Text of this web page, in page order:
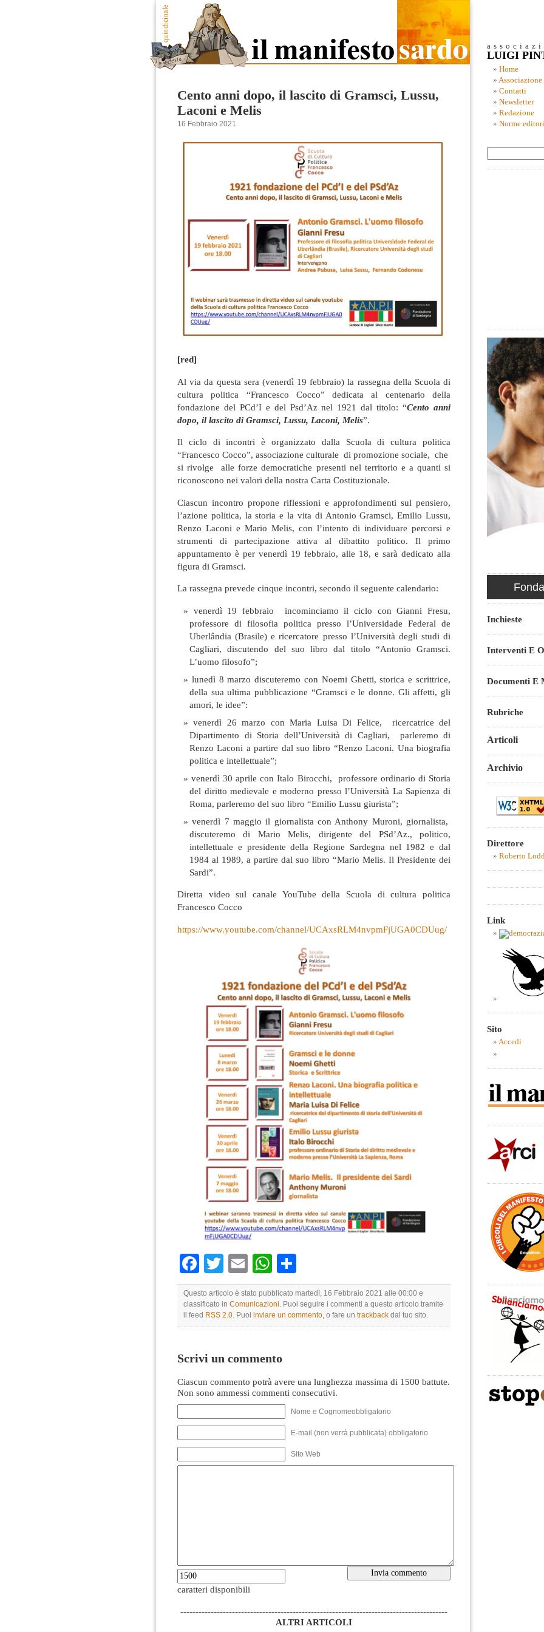
Cento anni dopo, il lascito di Gramsci, Lussu,
Laconi e Melis
16 Febbraio 2021
[red]
Al via da questa sera (venerdì 19 febbraio) la rassegna della Scuola di
cultura politica “Francesco Cocco” dedicata al centenario della
fondazione del PCd’I e del Psd’Az nel 1921 dal titolo: “Cento anni
dopo, il lascito di Gramsci, Lussu, Laconi, Melis”.
Il ciclo di incontri è organizzato dalla Scuola di cultura politica
“Francesco Cocco”, associazione culturale di promozione sociale, che
si rivolge alle forze democratiche presenti nel territorio e a quanti si
riconoscono nei valori della nostra Carta Costituzionale.
Ciascun incontro propone riflessioni e approfondimenti sul pensiero,
l’azione politica, la storia e la vita di Antonio Gramsci, Emilio Lussu,
Renzo Laconi e Mario Melis, con l’intento di individuare percorsi e
strumenti di partecipazione attiva al dibattito politico. Il primo
appuntamento è per venerdì 19 febbraio, alle 18, e sarà dedicato alla
figura di Gramsci.
La rassegna prevede cinque incontri, secondo il seguente calendario:
venerdì 19 febbraio incominciamo il ciclo con Gianni Fresu,
professore di filosofia politica presso l’Universidade Federal de
Uberlândia (Brasile) e ricercatore presso l’Università degli studi di
Cagliari, discutendo del suo libro dal titolo “Antonio Gramsci.
L’uomo filosofo”;
lunedì 8 marzo discuteremo con Noemi Ghetti, storica e scrittrice,
della sua ultima pubblicazione “Gramsci e le donne. Gli affetti, gli
amori, le idee”:
venerdì 26 marzo con Maria Luisa Di Felice, ricercatrice del
Dipartimento di Storia dell’Università di Cagliari, parleremo di
Renzo Laconi a partire dal suo libro “Renzo Laconi. Una biografia
politica e intellettuale”;
venerdì 30 aprile con Italo Birocchi, professore ordinario di Storia
del diritto medievale e moderno presso l’Università La Sapienza di
Roma, parleremo del suo libro “Emilio Lussu giurista”;
venerdì 7 maggio il giornalista con Anthony Muroni, giornalista,
discuteremo di Mario Melis, dirigente del PSd’Az., politico,
intellettuale e presidente della Regione Sardegna nel 1982 e dal
1984 al 1989, a partire dal suo libro “Mario Melis. Il Presidente dei
Sardi”.
Diretta video sul canale YouTube della Scuola di cultura politica
Francesco Cocco
https://www.youtube.com/channel/UCAxsRLM4nvpmFjUGA0CDUug/
Facebook
TwitterEmailWhatsApp
Questo articolo è stato pubblicato martedì, 16 Febbraio 2021 alle 00:00 e
classificato in Comunicazioni. Puoi seguire i commenti a questo articolo tramite
il feed RSS 2.0. Puoi inviare un commento, o fare un trackback dal tuo sito.
Scrivi un commento
Ciascun commento potrà avere una lunghezza massima di 1500 battute.
Non sono ammessi commenti consecutivi.
Nome e Cognomeobbligatorio
E-mail (non verrà pubblicata) obbligatorio
Sito Web
caratteri disponibili
----------------------------------------------------------------------------------------
ALTRI ARTICOLI
LUIGI
Home
Associazione
Contatti
Newsletter
Redazione
Norme
Inchieste
Interventi E
Documenti E
Rubriche
Articoli
Archivio
Direttore
Roberto
Link
Sito
Accedi